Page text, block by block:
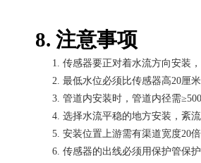
8. 注意事项
1. 传感器要正对着水流方向安装
2. 最低水位必须比传感器高20厘
3. 管道内安装时，管道内径需
4. 选择水流平稳的地方安装，紊
5. 安装位置上游需有渠道宽度20
6. 传感器的出线必须用保护管保